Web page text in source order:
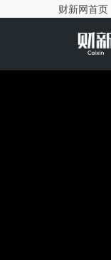
财新网首页